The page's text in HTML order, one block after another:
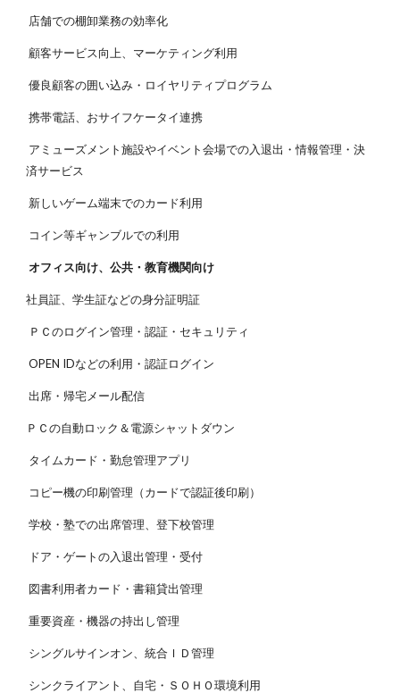
店舗での棚卸業務の効率化
顧客サービス向上、マーケティング利用
優良顧客の囲い込み・ロイヤリティプログラム
携帯電話、おサイフケータイ連携
アミューズメント施設やイベント会場での入退出・情報管理・決
済サービス
新しいゲーム端末でのカード利用
コイン等ギャンブルでの利用
オフィス向け、公共・教育機関向け
社員証、学生証などの身分証明証
ＰＣのログイン管理・認証・セキュリティ
OPEN IDなどの利用・認証ログイン
出席・帰宅メール配信
ＰＣの自動ロック＆電源シャットダウン
タイムカード・勤怠管理アプリ
コピー機の印刷管理（カードで認証後印刷）
学校・塾での出席管理、登下校管理
ドア・ゲートの入退出管理・受付
図書利用者カード・書籍貸出管理
重要資産・機器の持出し管理
シングルサインオン、統合ＩＤ管理
シンクライアント、自宅・ＳＯＨＯ環境利用